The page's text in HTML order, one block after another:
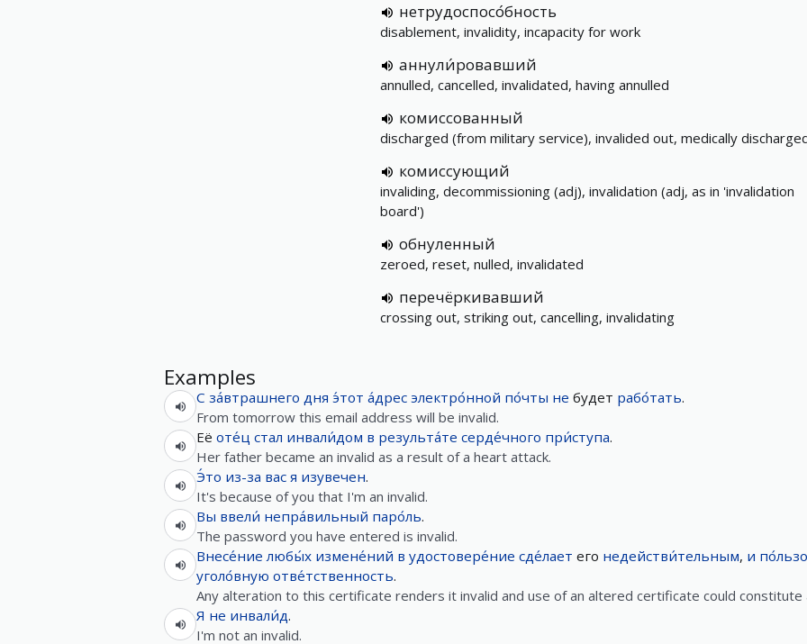
нетрудоспосо́бность
disablement, invalidity, incapacity for work
аннули́ровавший
annulled, cancelled, invalidated, having annulled
комиссованный
discharged (from military service), invalided out, medically
комиссующий
invaliding, decommissioning (adj), invalidation (adj, as in 'invalidation
board')
обнуленный
zeroed, reset, nulled, invalidated
перечёркивавший
crossing out, striking out, cancelling, invalidating
Examples
С за́втрашнего дня э́тот а́дрес электро́нной по́чты не будет рабо́тать.
From tomorrow this email address will be invalid.
Её оте́ц стал инвали́дом в результа́те серде́чного при́ступа.
Her father became an invalid as a result of a heart attack.
Э́то из-за вас я изувечен.
It's because of you that I'm an invalid.
Вы ввели́ непра́вильный паро́ль.
The password you have entered is invalid.
Внесе́ние любы́х измене́ний в удостовере́ние сде́лает его недействи́тельным, и
уголо́вную отве́тственность.
Any alteration to this certificate renders it invalid and use of an altered certificate could constitute
Я не инвали́д.
I'm not an invalid.